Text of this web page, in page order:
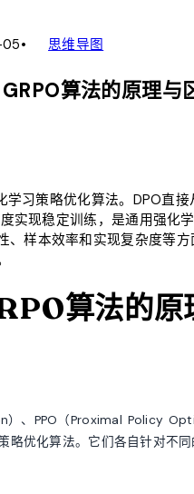
• account_tree思维导图
算法的原理与
学习策略优化算法。DPO直
实现稳定训练，是通用强
、样本效率和实现复杂度等
算法的原
、PPO（Proximal Policy
优化算法。它们各自针对不